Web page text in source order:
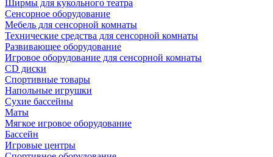
Ширмы для кукольного театра
Сенсорное оборудование
Мебель для сенсорной комнаты
Технические средства для сенсорной комнаты
Развивающее оборудование
Игровое оборудование для сенсорной комнаты
CD диски
Спортивные товары
Напольные игрушки
Сухие бассейны
Маты
Мягкое игровое оборудование
Бассейн
Игровые центры